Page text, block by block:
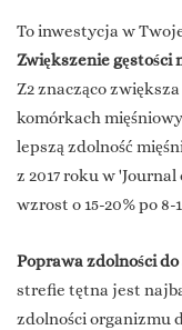
To inwestycja w
Zwiększenie gęstości
Z2 znacząco
komórkach
lepszą zdolność
z 2017 roku w
wzrost o 15-20% po
Poprawa zdolności
strefie tętna jest
zdolności organizmu